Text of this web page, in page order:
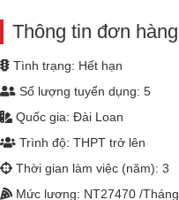
Thông tin đơn hàng
Tình trạng: Hết hạn
Số lượng tuyển dụng: 5
Quốc gia: Đài Loan
Trình độ: THPT trở lên
Thời gian làm việc (năm): 3
Mức lương: NT27470 /Tháng